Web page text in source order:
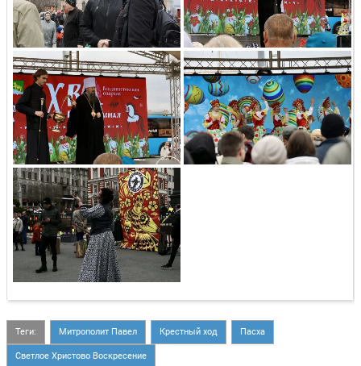
Теги: Митрополит Павел Крестный ход Пасха
Светлое Христово Воскресение